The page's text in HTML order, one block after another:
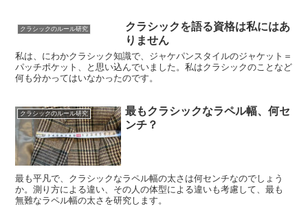
クラシックのルール研究
クラシックを語る資格は私にはあ
りません
私は、にわかクラシック知識で、ジャケパンスタイルのジャケット＝
パッチポケット、と思い込んでいました。私はクラシックのことなど
何も分かってはいなかったのです。
クラシックのルール研究
最もクラシックなラペル幅、何セ
ンチ？
最も平凡で、クラシックなラペル幅の太さは何センチなのでしょう
か。測り方による違い、その人の体型による違いも考慮して、最も
無難なラペル幅の太さを研究します。